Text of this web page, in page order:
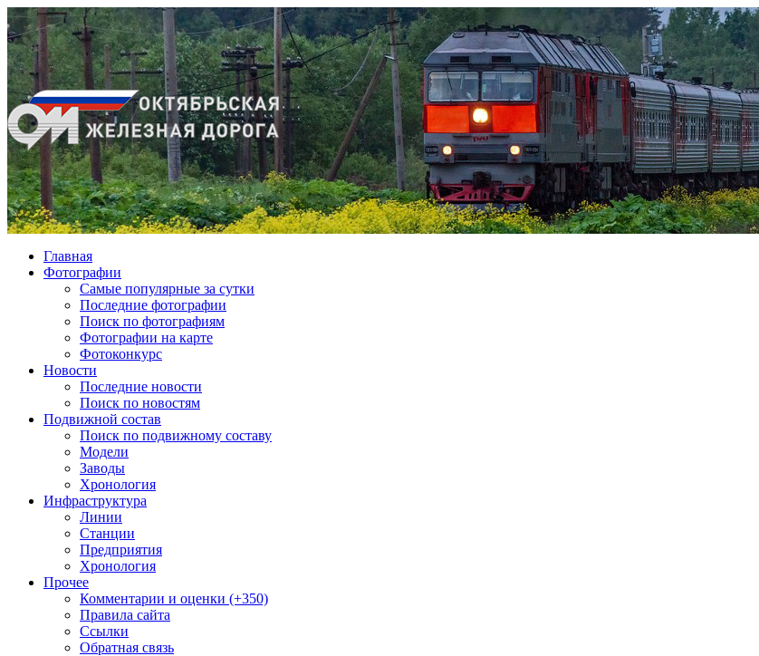
Главная
Фотографии
Cамые популярные за сутки
Последние фотографии
Поиск по фотографиям
Фотографии на карте
Фотоконкурс
Новости
Последние новости
Поиск по новостям
Подвижной состав
Поиск по подвижному составу
Модели
Заводы
Хронология
Инфраструктура
Линии
Станции
Предприятия
Хронология
Прочее
Комментарии и оценки (+350)
Правила сайта
Ссылки
Обратная связь